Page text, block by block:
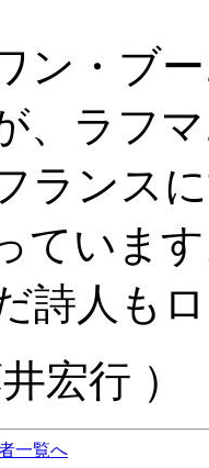
ン・ブ
、ラフ
ランス
ていま
詩人も
宏行 ）
一覧へ